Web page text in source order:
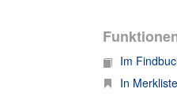
Im
In